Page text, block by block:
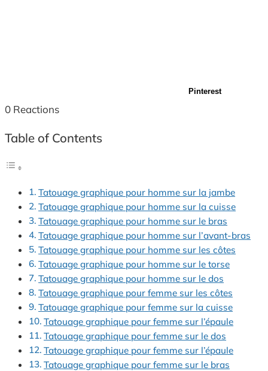
Pinterest
0 Reactions
Table of Contents
Tatouage graphique pour homme sur la jambe
Tatouage graphique pour homme sur la cuisse
Tatouage graphique pour homme sur le bras
Tatouage graphique pour homme sur l’avant-bras
Tatouage graphique pour homme sur les côtes
Tatouage graphique pour homme sur le torse
Tatouage graphique pour homme sur le dos
Tatouage graphique pour femme sur les côtes
Tatouage graphique pour femme sur la cuisse
Tatouage graphique pour femme sur l’épaule
Tatouage graphique pour femme sur le dos
Tatouage graphique pour femme sur l’épaule
Tatouage graphique pour femme sur le bras